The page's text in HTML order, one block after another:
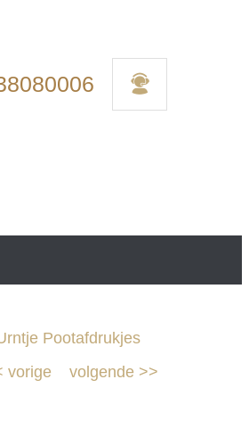
Pootafdrukjes
volgende >>
vorige